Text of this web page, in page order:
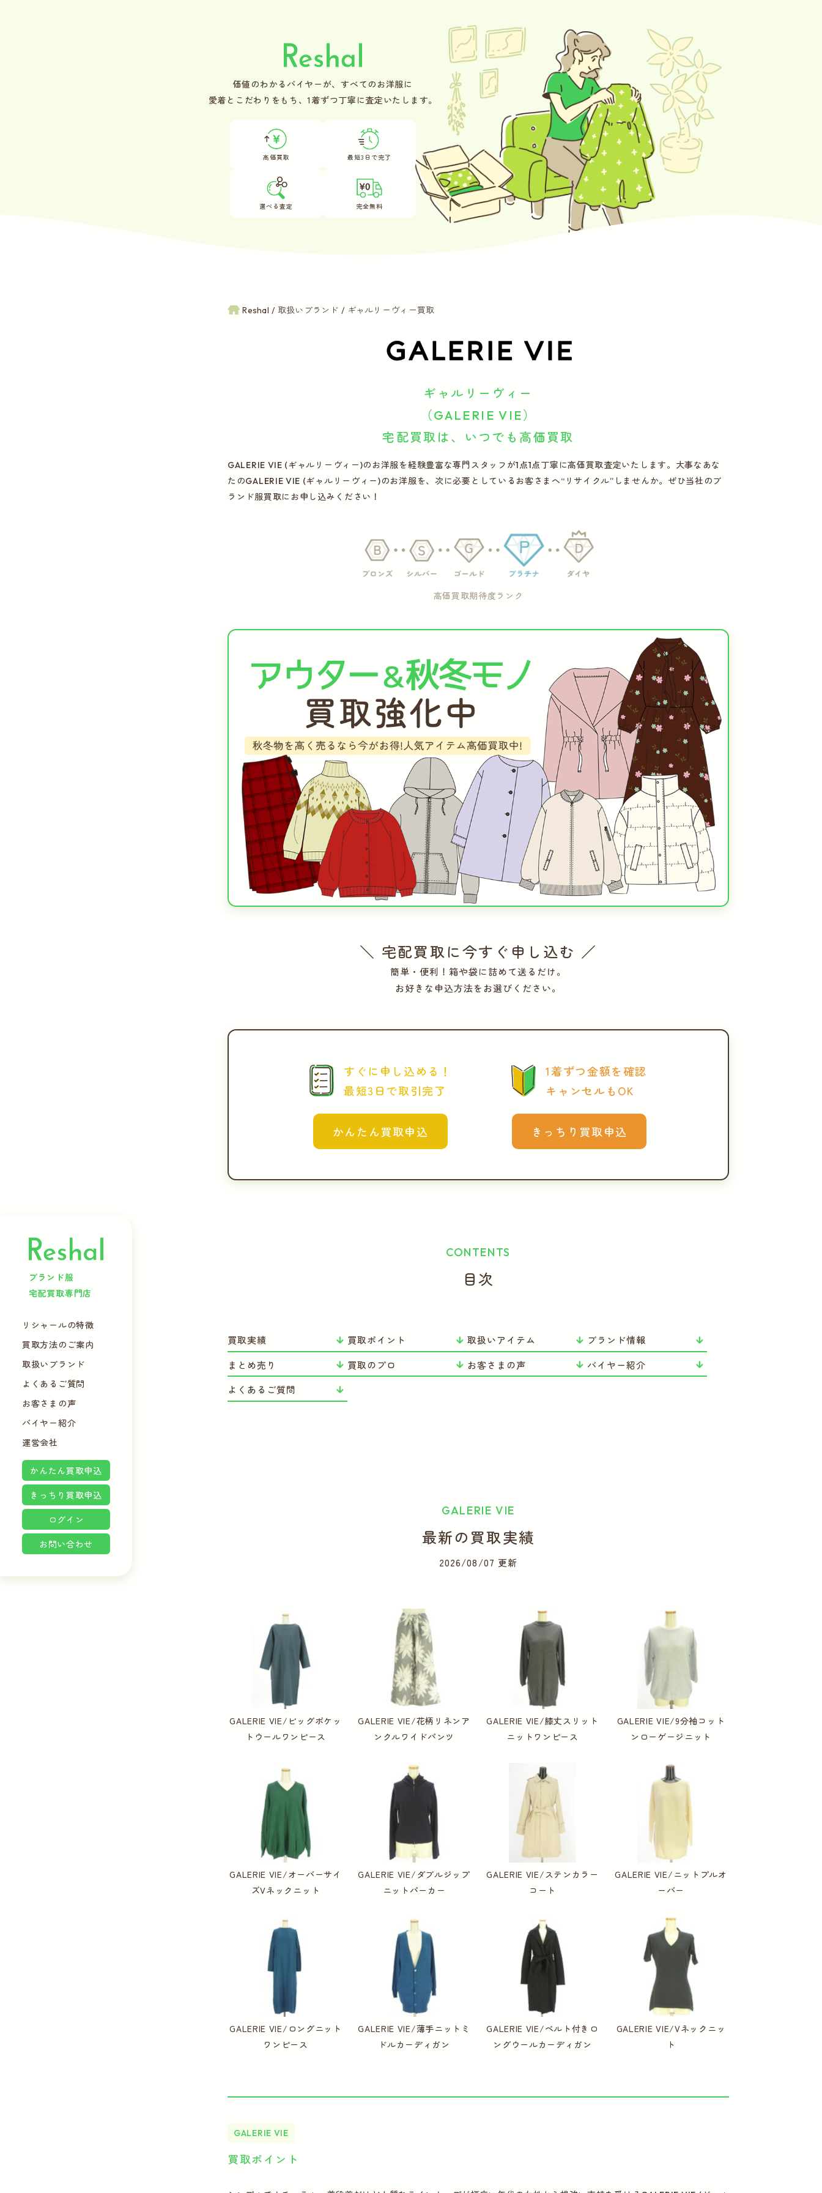
ブランド服
宅配買取専門店
リシャールの特徴
買取方法のご案内
取扱いブランド
よくあるご質問
お客さまの声
バイヤー紹介
運営会社
かんたん買取申込
きっちり買取申込
ログイン
お問い合わせ
価値のわかるバイヤーが、すべてのお洋服に
愛着とこだわりをもち、1着ずつ丁寧に査定いたします。
高価買取 最短3日で完了
選べる査定 完全無料
Reshal 取扱いブランド ギャルリーヴィー買取
ギャルリーヴィー
（GALERIE VIE）
宅配買取は、いつでも高価買取
GALERIE VIE (ギャルリーヴィー)のお洋服を経験豊富な専門スタッフが1点1点丁寧に高価買取査定いたします。大事なあな
たのGALERIE VIE (ギャルリーヴィー)のお洋服を、次に必要としているお客さまへ“リサイクル”しませんか。ぜひ当社のブ
ランド服買取にお申し込みください！
高価買取期待度ランク
＼ 宅配買取に今すぐ申し込む ／
簡単・便利！箱や袋に詰めて送るだけ。
お好きな申込方法をお選びください。
すぐに申し込める！
最短3日で取引完了
かんたん買取申込
1着ずつ金額を確認
キャンセルもOK
きっちり買取申込
CONTENTS
目次
買取実績 買取ポイント 取扱いアイテム
ブランド情報
まとめ売り
買取のプロ お客さまの声
バイヤー紹介
よくあるご質問
GALERIE VIE
最新の買取実績
2026/08/07 更新
GALERIE VIE/ビッグポケッ
トウールワンピース
GALERIE VIE/花柄リネンア
ンクルワイドパンツ
GALERIE VIE/膝丈スリット
ニットワンピース
GALERIE VIE/9分袖コット
ンローゲージニット
GALERIE VIE/オーバーサイ
ズVネックニット
GALERIE VIE/ダブルジップ
ニットパーカー
GALERIE VIE/ステンカラー
コート
GALERIE VIE/ニットプルオ
ーバー
GALERIE VIE/ロングニット
ワンピース
GALERIE VIE/薄手ニットミ
ドルカーディガン
GALERIE VIE/ベルト付きロ
ングウールカーディガン
GALERIE VIE/Vネックニッ
ト
GALERIE VIE
買取ポイント